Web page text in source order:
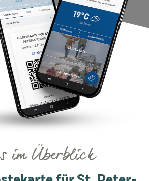
im Überblick